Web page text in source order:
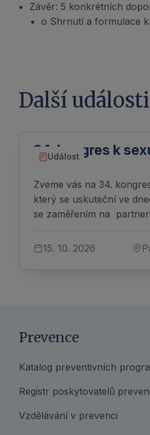
Závěr: 5 konkrétních
o Shrnutí a formulace
Další události
Událost
34. kongres k
Zveme vás na 34.
který se uskuteční ve
se zaměřením na
15. 10. 2026
Prevence
Katalog preventivních
Registr poskytovatelů
Vzdělávání v prevenci